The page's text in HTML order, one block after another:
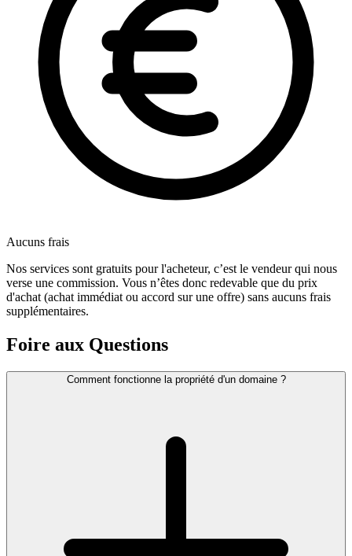
Aucuns frais
Nos services sont gratuits pour l'acheteur, c’est le vendeur qui nous
verse une commission. Vous n’êtes donc redevable que du prix
d'achat (achat immédiat ou accord sur une offre) sans aucuns frais
supplémentaires.
Foire aux Questions
Comment fonctionne la propriété d'un domaine ?